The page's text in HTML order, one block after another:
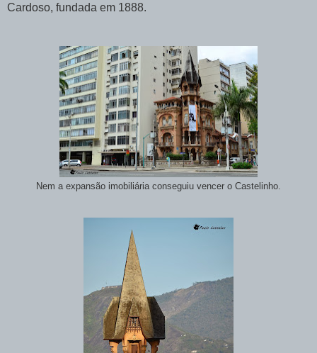
Cardoso, fundada em 1888.
Nem a expansão imobiliária conseguiu vencer o Castelinho.